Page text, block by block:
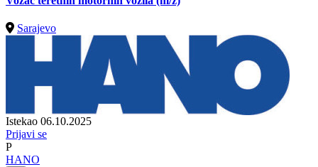
Sarajevo
Istekao 06.10.2025
Prijavi se
P
HANO